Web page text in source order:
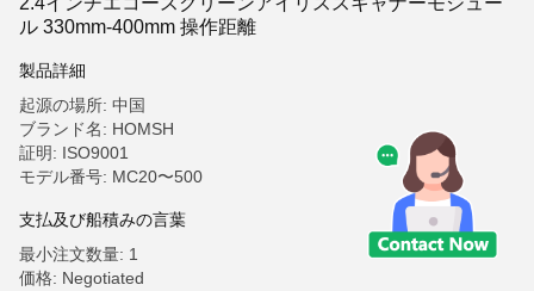
ル 330mm-400mm 操作距離
製品詳細
起源の場所: 中国
ブランド名: HOMSH
証明: ISO9001
モデル番号: MC20〜500
支払及び船積みの言葉
最小注文数量: 1
価格: Negotiated